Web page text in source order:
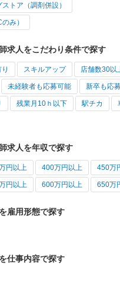
ストア（調剤併設）
み）
求人をこだわり条件で探す
スキルアップ 店舗数30以
未経験者も応募可能 新卒も応
残業月10ｈ以下 駅チカ
求人を年収で探す
円以上 400万円以上 450万
円以上 600万円以上 650万
雇用形態で探す
仕事内容で探す